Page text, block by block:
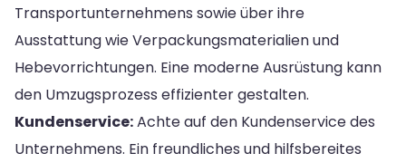
Transportunternehmens sowie über ihre
Ausstattung wie Verpackungsmaterialien und
Hebevorrichtungen. Eine moderne Ausrüstung kann
den Umzugsprozess effizienter gestalten.
Kundenservice:Achte auf den Kundenservice des
Unternehmens. Ein freundliches und hilfsbereites